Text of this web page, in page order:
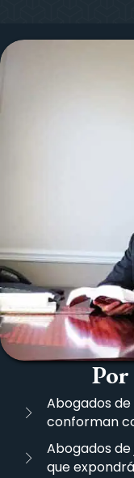
Por
Abogados
conforman
Abogados de
que